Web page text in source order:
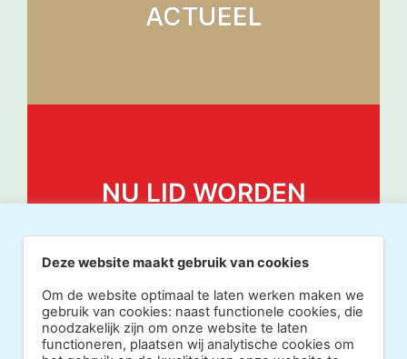
ACTUEEL
NU LID WORDEN
Deze website maakt gebruik van cookies
Om de website optimaal te laten werken maken we
gebruik van cookies: naast functionele cookies, die
noodzakelijk zijn om onze website te laten
functioneren, plaatsen wij analytische cookies om